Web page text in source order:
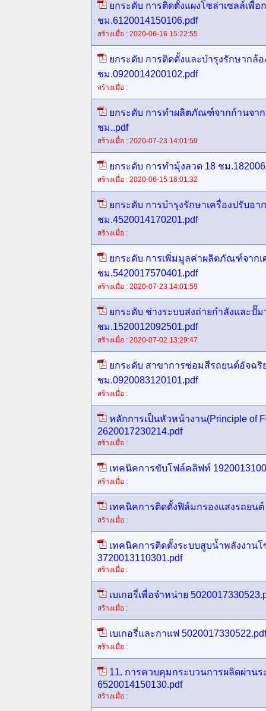
ยกระดับ การติดตั้งแผงโซล่าเซลล์เพื่อ
ชม.6120014150106.pdf
สร้างเมื่อ : 2020-06-16 15:22:55
ยกระดับ การติดตั้งและบำรุงรักษากล้อ
ชม.0920014200102.pdf
สร้างเมื่อ :
ยกระดับ การทำผลิตภัณฑ์จากก้านจาก
ชม..pdf
สร้างเมื่อ : 2020-07-23 14:01:59
ยกระดับ การทำมุ้งลวด 18 ชม
สร้างเมื่อ : 2020-06-15 16:01:32
ยกระดับ การบำรุงรักษาเครื่องปรับอา
ชม.4520014170201.pdf
สร้างเมื่อ :
ยกระดับ การเพิ่มมูลค่าผลิตภัณฑ์จากเ
ชม.5420017570401.pdf
สร้างเมื่อ : 2020-07-23 14:01:59
ยกระดับ ช่างระบบส่งถ่ายกำลังและปั๊ม
ชม.1520012092501.pdf
สร้างเมื่อ : 2020-07-02 13:29:47
ยกระดับ สาขาการซ่อมสีรถยนต์อัจฉริ
ชม.0920083120101.pdf
สร้างเมื่อ :
หลักการเป็นหัวหน้างาน(Principle of
2620017230214.pdf
สร้างเมื่อ :
เทคนิคการขับโฟล์คลิฟท์
สร้างเมื่อ :
เทคนิคการติดตั้งฟิล์มกรองแสงรถยนต์
สร้างเมื่อ :
เทคนิคการติดตั้งระบบสูบน้ำพลังงานโ
3720013110301.pdf
สร้างเมื่อ :
เบเกอรี่เพื่อจำหน่าย
สร้างเมื่อ :
เบเกอรี่และกาแฟ 5020017330522.pdf
สร้างเมื่อ :
11. การควบคุมกระบวนการผลิตผ่านร
6520014150130.pdf
สร้างเมื่อ :